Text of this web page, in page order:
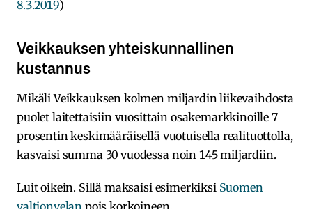
8.3.2019)
Veikkauksen yhteiskunnallinen
kustannus
Mikäli Veikkauksen kolmen miljardin liikevaihdosta
puolet laitettaisiin vuosittain osakemarkkinoille 7
prosentin keskimääräisellä vuotuisella realituottolla,
kasvaisi summa 30 vuodessa noin 145 miljardiin.
Luit oikein. Sillä maksaisi esimerkiksi Suomen
valtionvelan pois korkoineen.